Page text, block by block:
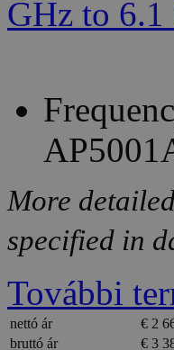
More
specified in
További
nettó ár
€ 2
bruttó ár
€ 3